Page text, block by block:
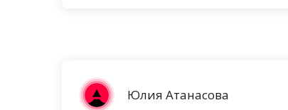
Юлия Атанасова